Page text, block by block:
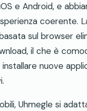
e Android, e
coerente.
sul browser
il che è
nuove
Uhmegle si